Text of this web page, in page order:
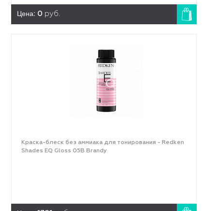
Цена: 0 руб.
Краска-блеск без аммиака для тонирования - Redken
Shades EQ Gloss 05B Brandy